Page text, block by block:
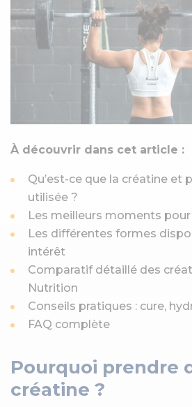
À découvrir dans cet article :
Qu’est-ce que la créatine et
utilisée ?
Les meilleurs moments
Les différentes formes
intérêt
Comparatif détaillé des
Nutrition
Conseils pratiques : cure,
FAQ complète
Pourquoi prendre
créatine ?